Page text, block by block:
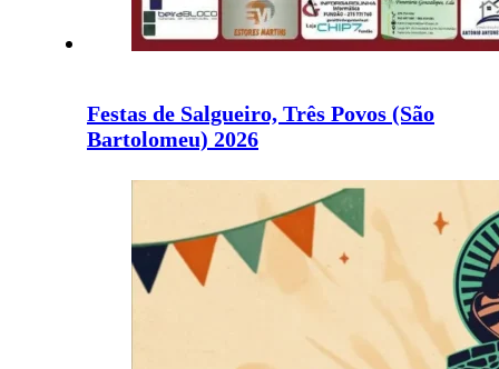
Festas de Salgueiro, Três Povos (São
Bartolomeu) 2026